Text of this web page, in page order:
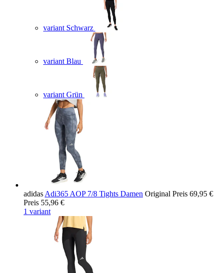
variant Schwarz
variant Blau
variant Grün
adidas Adi365 AOP 7/8 Tights Damen Original Preis 69,95 €
Preis 55,96 €
1 variant